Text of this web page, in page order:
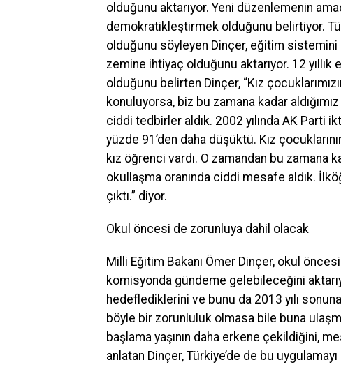
olduğunu aktarıyor. Yeni düzenlemenin
demokratikleştirmek olduğunu belirtiyor.
olduğunu söyleyen Dinçer, eğitim
zemine ihtiyaç olduğunu aktarıyor. 12
olduğunu belirten Dinçer, “Kız
konuluyorsa, biz bu zamana kadar
ciddi tedbirler aldık. 2002 yılında AK Parti
yüzde 91’den daha düşüktü. Kız
kız öğrenci vardı. O zamandan bu zamana
okullaşma oranında ciddi mesafe aldık.
çıktı.” diyor.
Okul öncesi de zorunluya dahil olacak
Milli Eğitim Bakanı Ömer Dinçer, okul
komisyonda gündeme gelebileceğini
hedeflediklerini ve bunu da 2013 yılı
böyle bir zorunluluk olmasa bile buna
başlama yaşının daha erkene çekildiğini,
anlatan Dinçer, Türkiye’de de bu